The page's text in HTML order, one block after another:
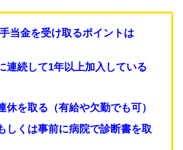
当金を受け取るポイントは
連続して1年以上加入している
休を取る（有給や欠勤でも可）
しくは事前に病院で診断書を取